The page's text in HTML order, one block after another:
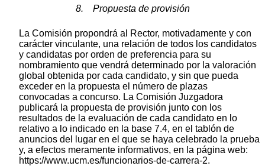
8. Propuesta de provisión
La Comisión propondrá al Rector, motivadamente y con
carácter vinculante, una relación de todos los candidatos
y candidatas por orden de preferencia para su
nombramiento que vendrá determinado por la valoración
global obtenida por cada candidato, y sin que pueda
exceder en la propuesta el número de plazas
convocadas a concurso. La Comisión Juzgadora
publicará la propuesta de provisión junto con los
resultados de la evaluación de cada candidato en lo
relativo a lo indicado en la base 7.4, en el tablón de
anuncios del lugar en el que se haya celebrado la prueba
y, a efectos meramente informativos, en la página web:
https://www.ucm.es/funcionarios-de-carrera-2.